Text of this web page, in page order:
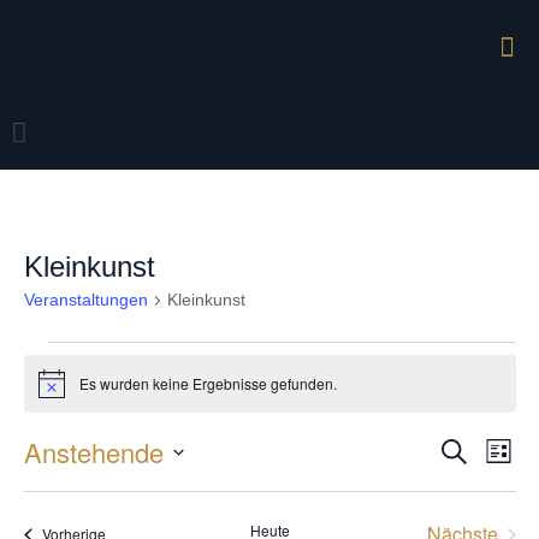
Kleinkunst
Veranstaltungen Kleinkunst
Veranstaltungen
HinweisEs wurden keine Ergebnisse gefunden.
Suche
Suche
Liste
Anstehende
VorherigeVeranstaltungen Heute